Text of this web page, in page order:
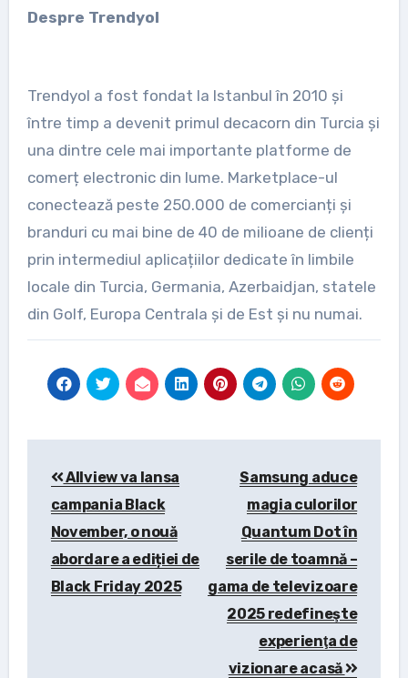
Despre Trendyol
Trendyol a fost fondat la Istanbul în 2010 și
între timp a devenit primul decacorn din Turcia și
una dintre cele mai importante platforme de
comerț electronic din lume. Marketplace-ul
conectează peste 250.000 de comercianți și
branduri cu mai bine de 40 de milioane de clienți
prin intermediul aplicațiilor dedicate în limbile
locale din Turcia, Germania, Azerbaidjan, statele
din Golf, Europa Centrala și de Est și nu numai.
navigation
Allview va lansa
campania Black
November, o nouă
abordare a ediției de
Black Friday 2025
Samsung aduce
magia culorilor
Quantum Dot în
serile de toamnă –
gama de televizoare
2025 redefineşte
experienţa de
vizionare acasă